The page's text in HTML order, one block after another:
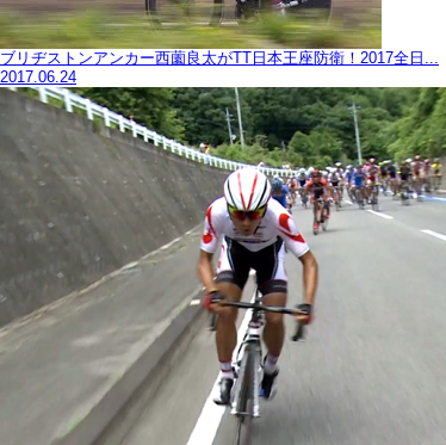
ブリヂストンアンカー西薗良太がTT日本王座防衛！2017全日...
2017.06.24